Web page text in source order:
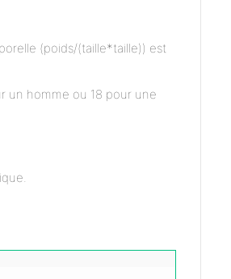
(poids/(taille*taille)) est
un homme ou 18 pour une